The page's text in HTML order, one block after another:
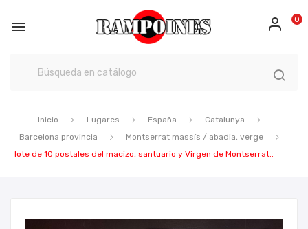
 0
Inicio Lugares España
Catalunya
Barcelona provincia
Montserrat massís / abadia, verge
lote de 10 postales del macizo, santuario y Virgen de Montserrat..